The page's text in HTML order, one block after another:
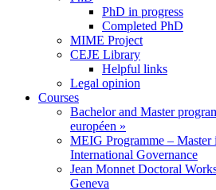
PhD in progress
Completed PhD
MIME Project
CEJE Library
Helpful links
Legal opinion
Courses
Bachelor and Master
européen »
MEIG Programme – Master
International Governance
Jean Monnet Doctoral
Geneva